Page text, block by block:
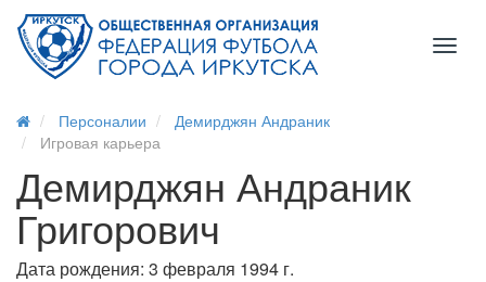
Персоналии
Демирджян Андраник
Игровая карьера
Демирджян Андраник
Григорович
Дата рождения: 3 февраля 1994 г.